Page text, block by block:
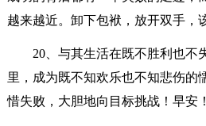
越来越近。卸下包袱，放开双手，
20、与其生活在既不胜利也不
里，成为既不知欢乐也不知悲伤的
惜失败，大胆地向目标挑战！早安！